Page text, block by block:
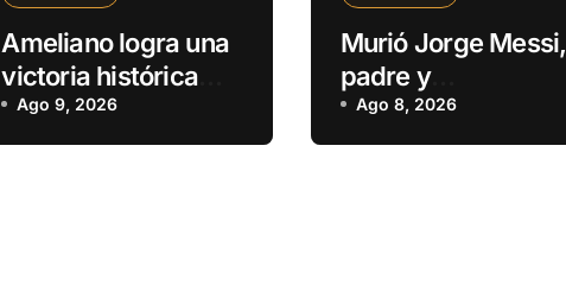
Ameliano logra una
victoria histórica
ante Cerro Porteño
en Villeta
Ago 9, 2026
Murió Jorge Messi,
padre y
representante de
Lionel Messi
Ago 8, 2026